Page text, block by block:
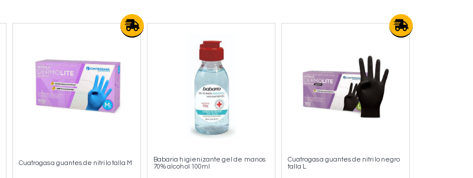
Cuatrogasa guantes de nitrilo talla M
Babaria higienizante gel de manos
70% alcohol 100ml
Cuatrogasa guantes de nitrilo negro
talla L